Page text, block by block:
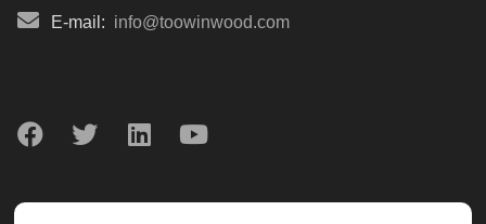
E-mail: info@toowinwood.com